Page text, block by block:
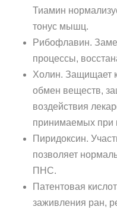
Тиамин
тонус мышц.
Рибофлавин.
процессы,
Холин. Защищает
обмен веществ,
воздействия
принимаемых при
Пиридоксин.
позволяет
ПНС.
Патентовая
заживления ран,